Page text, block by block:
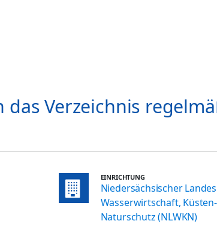
Verzeichnis
EINRICHTUNG
Niedersächsischer
Wasserwirtschaft,
Naturschutz (NLWKN)